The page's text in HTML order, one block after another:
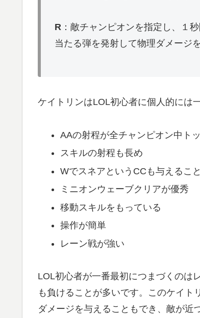
R ：敵チャンピオンを指定し、１
当たる弾を発射して物理ダメージを
ケイトリンはLOL初心者に個人的には
AAの射程が全チャンピオン中ト
スキルの射程も長め
WでスネアというCCも与えるこ
ミニオンウェーブクリアが優秀
移動スキルをもっている
操作が簡単
レーン戦が強い
LOL初心者が一番最初につまづくのは
も負けることが多いです。このケイ
ダメージを与えることもでき、敵が近